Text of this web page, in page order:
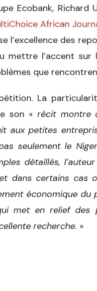
Ecobank, Richard
African
l’excellence des
l’accent sur
que
La
son « récit montre
aux petites
seulement le
détaillés,
dans certains cas
économique
met en relief des
recherche. »